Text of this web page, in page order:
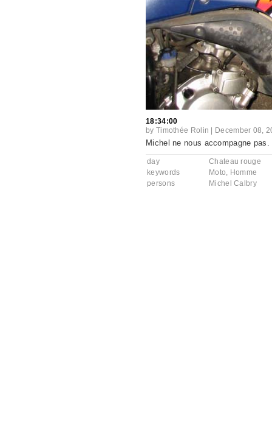
18:34:00
by Timothée Rolin December 08,
Michel ne nous accompagne
day
Chateau rouge
keywords
Moto, Homme
persons
Michel Calbry